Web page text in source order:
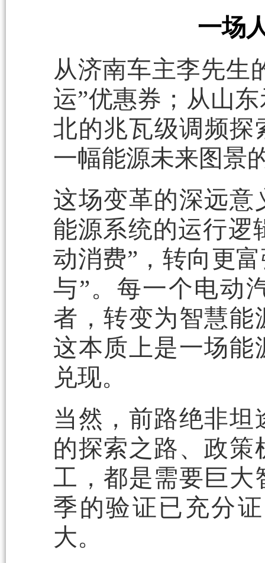
一场
从济南车主李先生
运”优惠券；从山
北的兆瓦级调频
一幅能源未来图景
这场变革的深远意
能源系统的运行逻
动消费”，转向更
与”。每一个电动
者，转变为智慧能
这本质上是一场能
兑现。
当然，前路绝非
的探索之路、政
工，都是需要巨大
季的验证已充分
大。